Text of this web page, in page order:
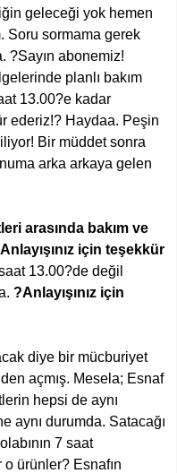
geleceği yok hemen
Soru sormama gerek
?Sayın abonemiz!
planlı bakım
13.00?e kadar
ederiz!? Haydaa. Peşin
Bir müddet sonra
arka arkaya gelen
arasında bakım ve
için teşekkür
13.00?de değil
?Anlayışınız için
diye bir mücburiyet
açmış. Mesela; Esnaf
hepsi de aynı
aynı durumda. Satacağı
7 saat
o ürünler? Esnafın